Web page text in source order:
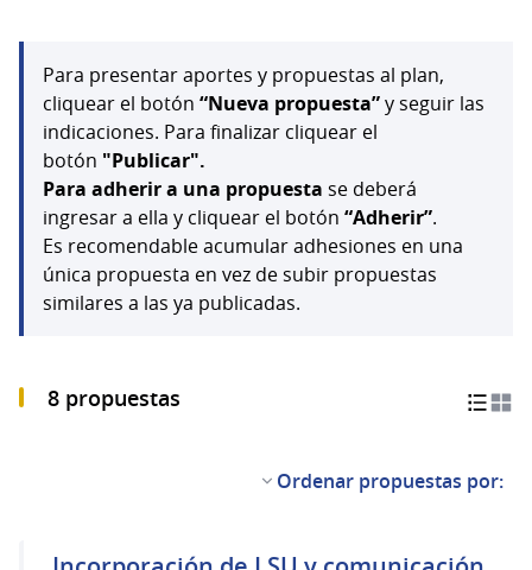
Para presentar aportes y propuestas al plan,
cliquear el botón “Nueva propuesta”y seguir las
indicaciones. Para finalizar cliquear el
botón "Publicar".
Para adherir a una propuesta se deberá
ingresar a ella y cliquear el botón “Adherir”.
Es recomendable acumular adhesiones en una
única propuesta en vez de subir propuestas
similares a las ya publicadas.
8 propuestas
Ordenar propuestas por: